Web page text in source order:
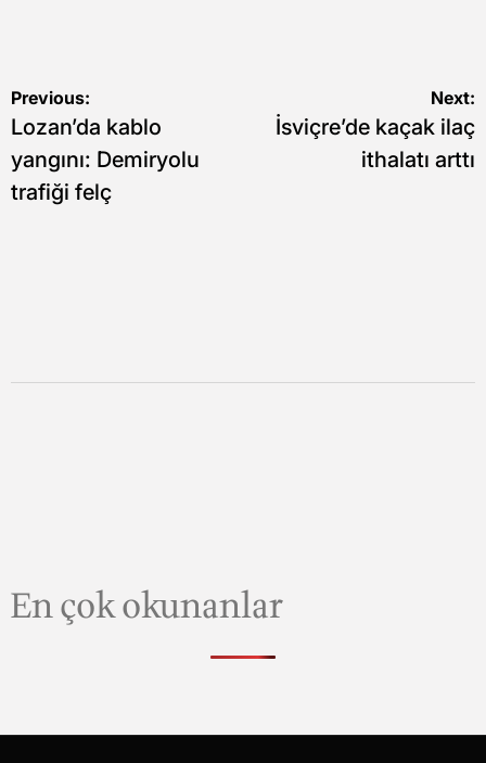
Yazı
gezinmesi
Previous:
Lozan’da kablo
yangını: Demiryolu
trafiği felç
Next:
İsviçre’de kaçak ilaç
ithalatı arttı
En çok okunanlar